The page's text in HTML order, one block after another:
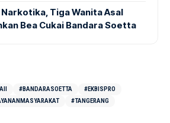
Tiga Wanita Asal
Bea Cukai Bandara Soetta
#BANDARASOETTA
#EKBISPRO
#TANGERANG